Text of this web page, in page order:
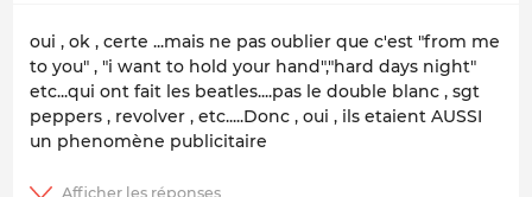
oui , ok , certe ...mais ne pas oublier que c'est "from me
to you" , "i want to hold your hand","hard days night"
etc...qui ont fait les beatles....pas le double blanc , sgt
peppers , revolver , etc.....Donc , oui , ils etaient AUSSI
un phenomène publicitaire